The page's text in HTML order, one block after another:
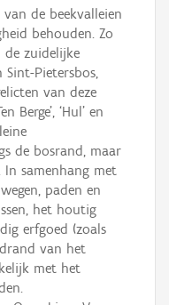
de beekvalleien
behouden. Zo
de zuidelijke
Pietersbos,
van deze
Berge’, ‘Hul’ en
de bosrand, maar
samenhang met
paden en
het houtig
erfgoed (zoals
van het
met het